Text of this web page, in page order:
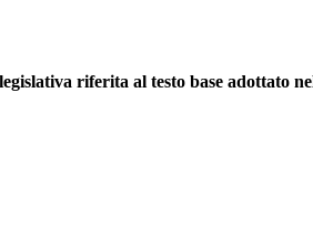
riferita al testo base adottato